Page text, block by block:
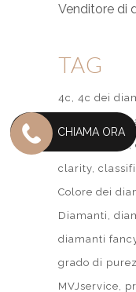
Venditore di
TAG
4c 4c dei
acquisto
clarity
Colore dei
Diamanti
diamanti
grado di
MVJservice
CHIAMA ORA